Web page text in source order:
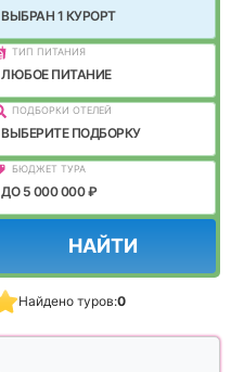
ВЫБРАН 1 КУРОРТ
ТИП ПИТАНИЯ
ЛЮБОЕ ПИТАНИЕ
ПОДБОРКИ ОТЕЛЕЙ
ВЫБЕРИТЕ ПОДБОРКУ
БЮДЖЕТ ТУРА
ДО 5 000 000 ₽
НАЙТИ
Найдено туров:0